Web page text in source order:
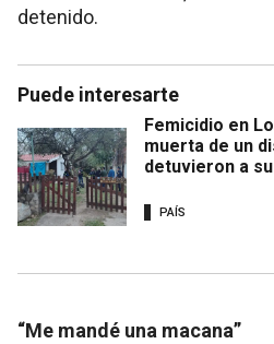
detenido.
Puede interesarte
Femicidio en
muerta de un
detuvieron a
PAÍS
“Me mandé una macana”